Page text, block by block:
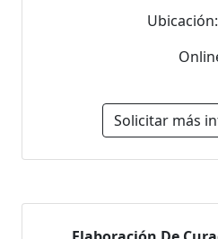
Solicitar más